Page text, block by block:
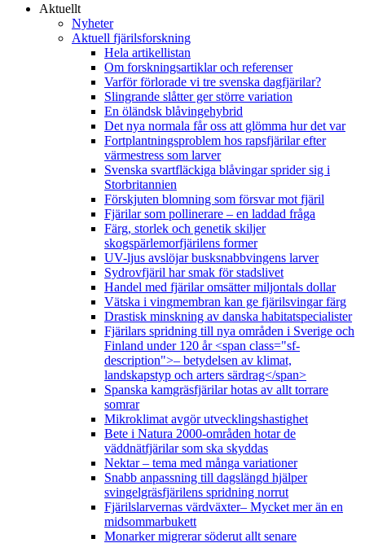
Aktuellt
Nyheter
Aktuell fjärilsforskning
Hela artikellistan
Om forskningsartiklar och referenser
Varför förlorade vi tre svenska dagfjärilar?
Slingrande slåtter ger större variation
En öländsk blåvingehybrid
Det nya normala får oss att glömma hur det var
Fortplantningsproblem hos rapsfjärilar efter
värmestress som larver
Svenska svartfläckiga blåvingar sprider sig i
Storbritannien
Förskjuten blomning som försvar mot fjäril
Fjärilar som pollinerare – en laddad fråga
Färg, storlek och genetik skiljer
skogspärlemorfjärilens former
UV-ljus avslöjar busksnabbvingens larver
Sydrovfjäril har smak för stadslivet
Handel med fjärilar omsätter miljontals dollar
Vätska i vingmembran kan ge fjärilsvingar färg
Drastisk minskning av danska habitatspecialister
Fjärilars spridning till nya områden i Sverige och
Finland under 120 år <span class="sf-
description">– betydelsen av klimat,
landskapstyp och arters särdrag</span>
Spanska kamgräsfjärilar hotas av allt torrare
somrar
Mikroklimat avgör utvecklingshastighet
Bete i Natura 2000-områden hotar de
väddnätfjärilar som ska skyddas
Nektar – tema med många variationer
Snabb anpassning till dagslängd hjälper
svingelgräsfjärilens spridning norrut
Fjärilslarvernas värdväxter– Mycket mer än en
midsommarbukett
Monarker migrerar söderut allt senare